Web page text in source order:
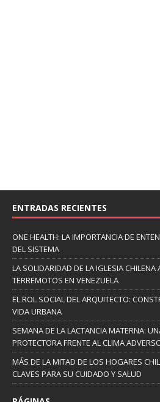
ENTRADAS RECIENTES
ONE HEALTH: LA IMPORTANCIA DE
DEL SISTEMA
LA SOLIDARIDAD DE LA IGLESIA CHILENA
TERREMOTOS EN VENEZUELA
EL ROL SOCIAL DEL ARQUITECTO:
VIDA URBANA
SEMANA DE LA LACTANCIA MATERNA:
PROTECTORA FRENTE AL CLIMA
MÁS DE LA MITAD DE LOS HOGARES
CLAVES PARA SU CUIDADO Y SALUD